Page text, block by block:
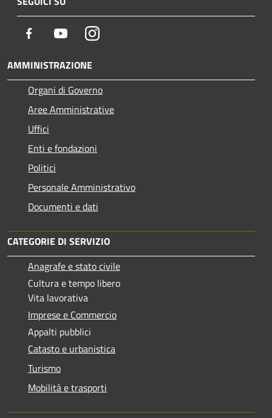
Facebook YoutubeInstagram
AMMINISTRAZIONE
Organi di Governo
Aree Amministrative
Uffici
Enti e fondazioni
Politici
Personale Amministrativo
Documenti e dati
CATEGORIE DI SERVIZIO
Anagrafe e stato civile
Cultura e tempo libero
Vita lavorativa
Imprese e Commercio
Appalti pubblici
Catasto e urbanistica
Turismo
Mobilità e trasporti